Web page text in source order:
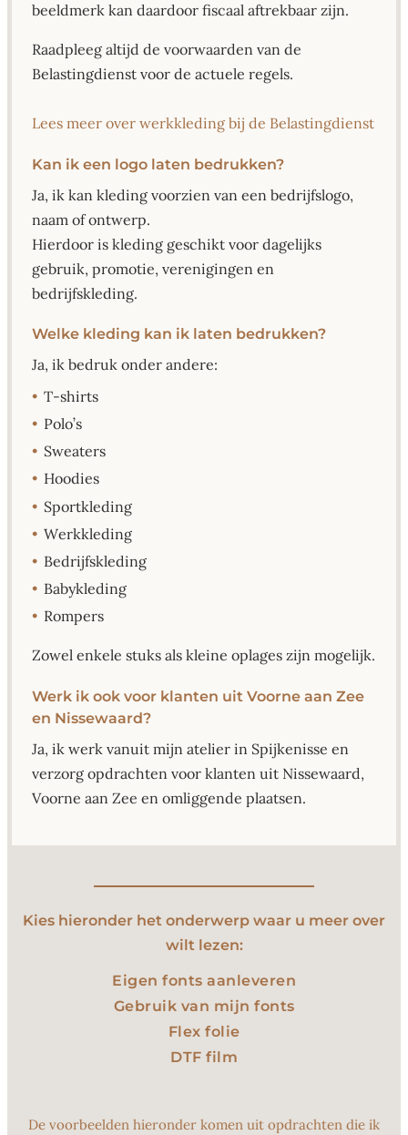
beeldmerk kan daardoor fiscaal aftrekbaar zijn.
Raadpleeg altijd de voorwaarden van de
Belastingdienst voor de actuele regels.
Lees meer over werkkleding bij de Belastingdienst
Kan ik een logo laten bedrukken?
Ja, ik kan kleding voorzien van een bedrijfslogo,
naam of ontwerp.
Hierdoor is kleding geschikt voor dagelijks
gebruik, promotie, verenigingen en
bedrijfskleding.
Welke kleding kan ik laten bedrukken?
Ja, ik bedruk onder andere:
• T-shirts
• Polo’s
• Sweaters
• Hoodies
• Sportkleding
• Werkkleding
• Bedrijfskleding
• Babykleding
• Rompers
Zowel enkele stuks als kleine oplages zijn mogelijk.
Werk ik ook voor klanten uit Voorne aan Zee
en Nissewaard?
Ja, ik werk vanuit mijn atelier in Spijkenisse en
verzorg opdrachten voor klanten uit Nissewaard,
Voorne aan Zee en omliggende plaatsen.
Kies hieronder het onderwerp waar u meer over
wilt lezen:
Eigen fonts aanleveren
Gebruik van mijn fonts
Flex folie
DTF film
De voorbeelden hieronder komen uit opdrachten die ik